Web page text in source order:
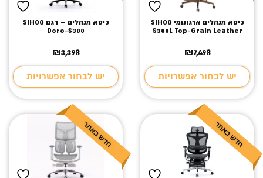
כיסא מנהלים ארגונומי SIHOO
S300L Top-Grain Leather
₪7,498
יש לבחור אפשרויות
כיסא מנהלים – דגם SIHOO
Doro-S300
₪3,398
יש לבחור אפשרויות